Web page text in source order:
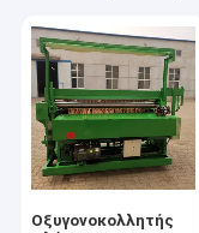
Οξυγονοκολλητής